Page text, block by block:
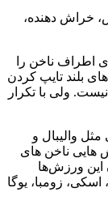
خراش دهنده،
اطراف ناخن را
بلند تایپ کردن
ولی با تکرار
والیبال و
هایی ناخن های
این ورزش‌ها
زومبا، یوگا